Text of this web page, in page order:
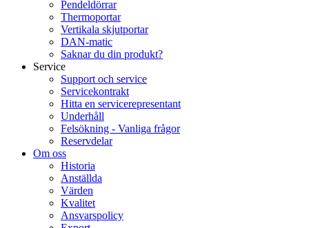
Pendeldörrar
Thermoportar
Vertikala skjutportar
DAN-matic
Saknar du din produkt?
Service
Support och service
Servicekontrakt
Hitta en servicerepresentant
Underhåll
Felsökning - Vanliga frågor
Reservdelar
Om oss
Historia
Anställda
Värden
Kvalitet
Ansvarspolicy